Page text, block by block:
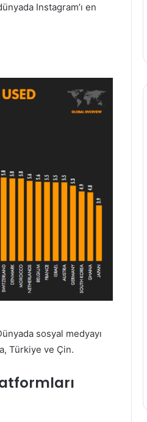
Instagram’ı en
sosyal medyayı
Türkiye ve Çin.